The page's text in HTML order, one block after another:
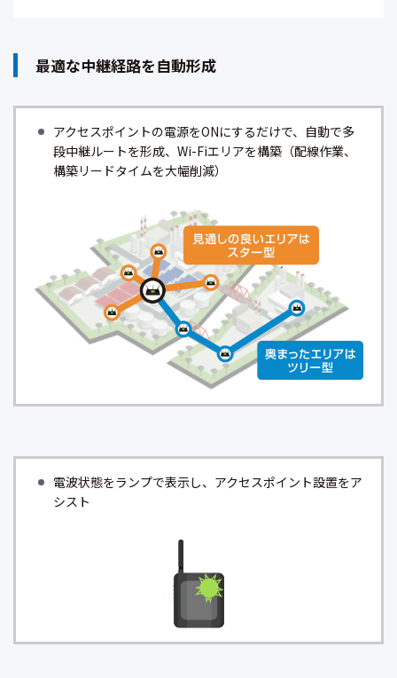
最適な中継経路を自動形成
アクセスポイントの電源をONにするだけで、自動で多
段中継ルートを形成、Wi-Fiエリアを構築（配線作業、
構築リードタイムを大幅削減）
電波状態をランプで表示し、アクセスポイント設置をア
シスト